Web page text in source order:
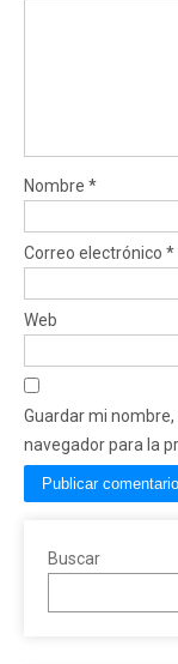
Nombre *
Correo electrónico *
Web
Guardar mi
navegador para la
Buscar